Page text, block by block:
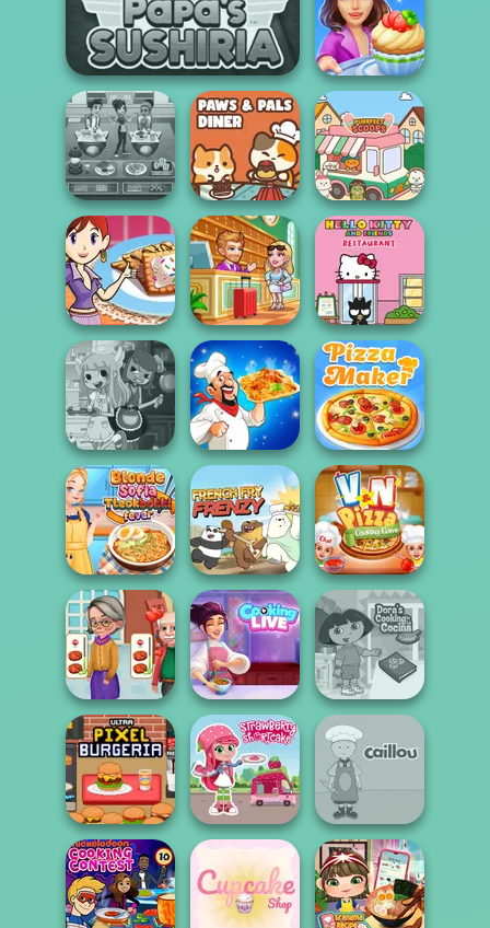
Papa's Sushiria
Dolly's
Restaurant
Organising
Cooking Stories:
Fun Cafe
Cooking Cafe
Food Chef
Paws & Pals
Diner
Purr-fect Scoops
Sara's Cooking
Class: Mini Pop...
Hotel Fever
Tycoon
Hello Kitty And
Friends Restau...
Devilish Cooking Biryani Recipes The Pizza Maker
Blonde Sofia:
Tteokbokki Fever
French Fry Frenzy
V And N Pizza
Cooking Game
Cooking
Madness
Cooking Live: Be
a Chef&Cook
Dora Cooking in
la Cucina
Ultra Pixel
Burgeria
Strawberry
Shortcake
Caillou Chef